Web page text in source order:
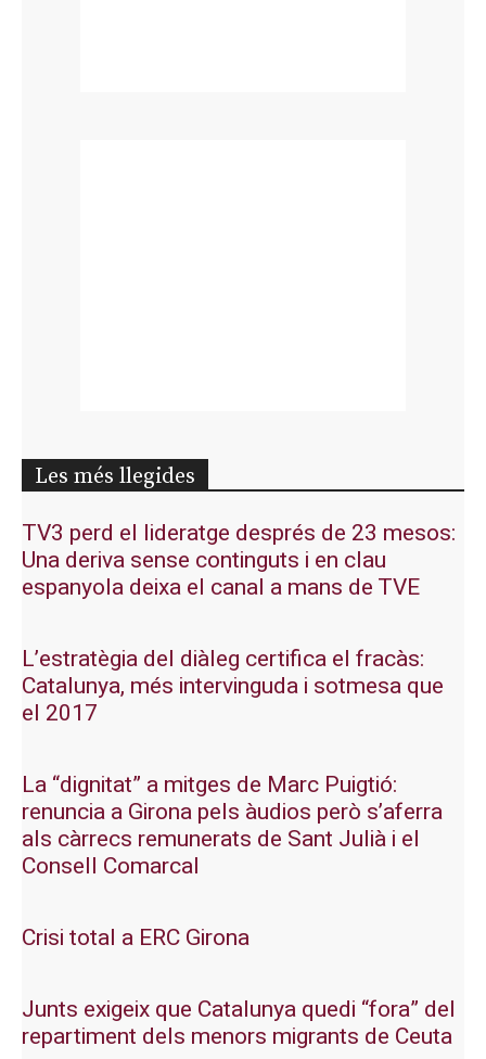
Les més llegides
TV3 perd el lideratge després de 23 mesos:
Una deriva sense continguts i en clau
espanyola deixa el canal a mans de TVE
L’estratègia del diàleg certifica el fracàs:
Catalunya, més intervinguda i sotmesa que
el 2017
La “dignitat” a mitges de Marc Puigtió:
renuncia a Girona pels àudios però s’aferra
als càrrecs remunerats de Sant Julià i el
Consell Comarcal
Crisi total a ERC Girona
Junts exigeix que Catalunya quedi “fora” del
repartiment dels menors migrants de Ceuta